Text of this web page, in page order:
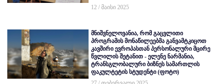
12 / მაისი 2025
მნიშვნელოვანია, რომ გაცვლითი
პროგრამის მონაწილეებმა განვამტკიცოთ
კავშირი ევროპასთან პერსონალური მცირე
წვლილის შეტანით - ელენე ნარმანია,
ტრანსგლობალური ბიზნეს სამართლის
ფაკულტეტის სტუდენტი (ფოტო)